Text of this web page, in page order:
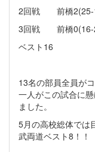
2回戦 前橋2(25-
3回戦 前橋0(16-
ベスト16
13名の部員全員が
一人がこの試合に
ました。
5月の高校総体では
武両道ベスト8！！